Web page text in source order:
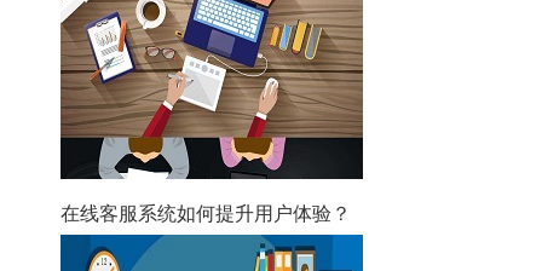
在线客服系统如何提升用户体验？